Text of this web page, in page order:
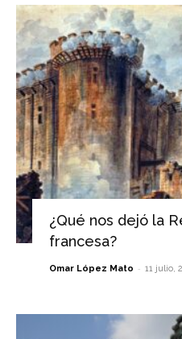
¿Qué nos dejó la
francesa?
Omar López Mato - 11 julio,